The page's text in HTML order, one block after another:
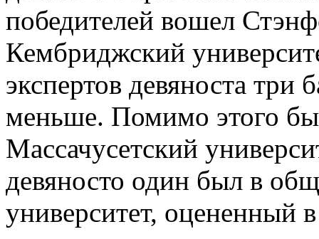
победителей вошел
Кембриджский
экспертов девяноста три
меньше. Помимо этого
Массачусетский
девяносто один был в
университет, оцененный